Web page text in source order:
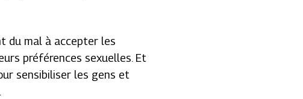
du mal à accepter les
préférences sexuelles. Et
sensibiliser les gens et